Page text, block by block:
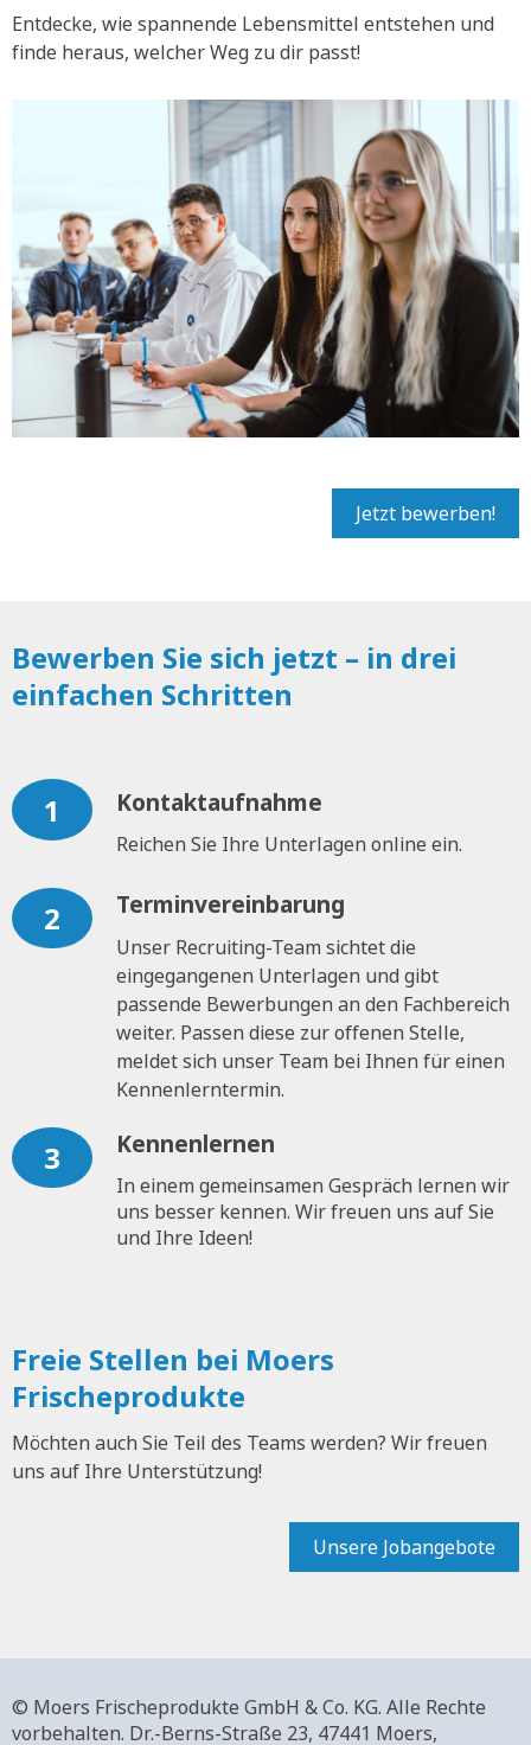
Entdecke, wie spannende Lebensmittel entstehen und
finde heraus, welcher Weg zu dir passt!
Jetzt bewerben!
Bewerben Sie sich jetzt – in drei
einfachen Schritten
1 Kontaktaufnahme
Reichen Sie Ihre Unterlagen online ein.
2 Terminvereinbarung
Unser Recruiting-Team sichtet die
eingegangenen Unterlagen und gibt
passende Bewerbungen an den Fachbereich
weiter. Passen diese zur offenen Stelle,
meldet sich unser Team bei Ihnen für einen
Kennenlerntermin.
3 Kennenlernen
In einem gemeinsamen Gespräch lernen wir
uns besser kennen. Wir freuen uns auf Sie
und Ihre Ideen!
Freie Stellen bei Moers
Frischeprodukte
Möchten auch Sie Teil des Teams werden? Wir freuen
uns auf Ihre Unterstützung!
Unsere Jobangebote
© Moers Frischeprodukte GmbH & Co. KG. Alle Rechte
vorbehalten. Dr.-Berns-Straße 23, 47441 Moers,